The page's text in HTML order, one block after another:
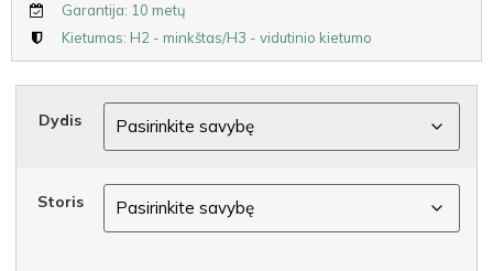
Garantija: 10 metų
Kietumas: H2 - minkštas/H3 - vidutinio kietumo
Dydis
Storis